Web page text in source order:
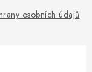
osobních údajů